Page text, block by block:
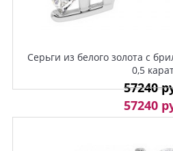
Серьги из белого золота с
0,5
57240
57240